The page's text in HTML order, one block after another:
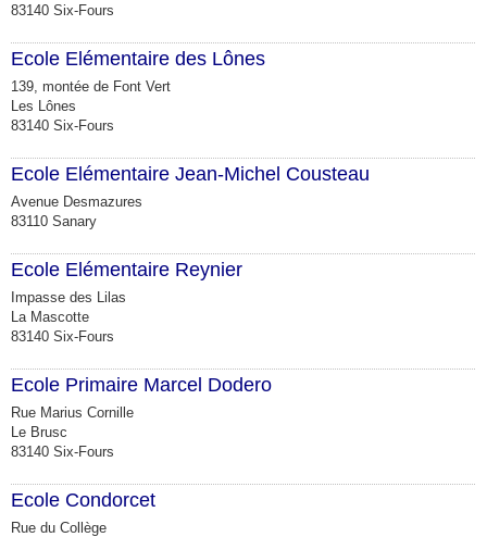
83140 Six-Fours
Ecole Elémentaire des Lônes
139, montée de Font Vert
Les Lônes
83140 Six-Fours
Ecole Elémentaire Jean-Michel Cousteau
Avenue Desmazures
83110 Sanary
Ecole Elémentaire Reynier
Impasse des Lilas
La Mascotte
83140 Six-Fours
Ecole Primaire Marcel Dodero
Rue Marius Cornille
Le Brusc
83140 Six-Fours
Ecole Condorcet
Rue du Collège